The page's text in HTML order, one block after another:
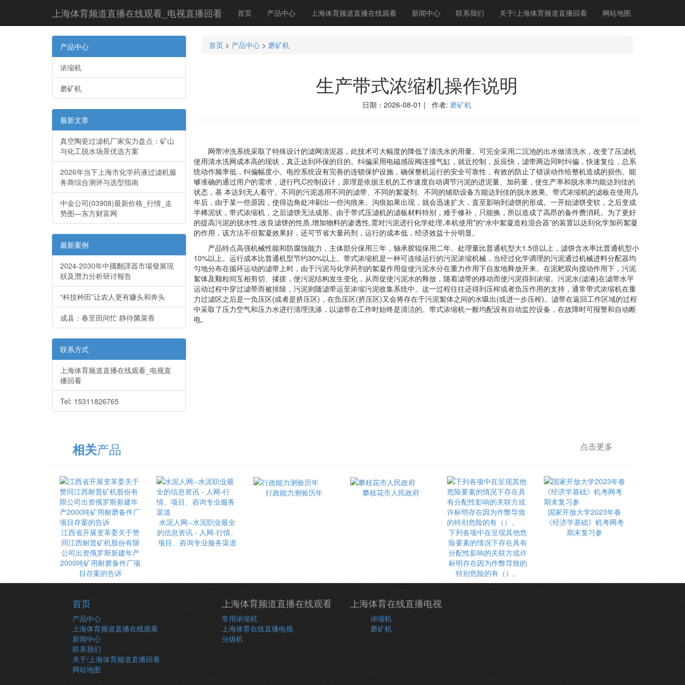
上海体育频道直播在线观看_电视直播回看 首页 产品中心 上海体育频道直播在线观看 新闻中心 联系我们 关于/上海体育频道直播回看 网站地图
产品中心
浓缩机
磨矿机
最新文章
真空陶瓷过滤机厂家实力盘点：矿山
与化工脱水场景优选方案
2026年当下上海市化学药液过滤机服
务商综合测评与选型指南
中金公司(03908)最新价格_行情_走
势图—东方财富网
最新案例
2024-2030年中國翻譯器市場發展現
狀及潛力分析研讨報告
“科技种田”让农人更有赚头和奔头
成县：春至田间忙 静待菌菜香
联系方式
上海体育频道直播在线观看_电视直
播回看
Tel: 15311826765
首页> 产品中心> 磨矿机
生产带式浓缩机操作说明
日期：2026-08-01 | 作者: 磨矿机
网带冲洗系统采取了特殊设计的滤网清泥器，此技术可大幅度的降低了清洗水的用量。可完全采用二沉池的出水做清洗水，改变了压滤机
使用清水洗网成本高的现状，真正达到环保的目的。纠偏采用电磁感应阀连接气缸，就近控制，反应快，滤带两边同时纠偏，快速复位，总系
统动作频率低，纠偏幅度小。电控系统设有完善的连锁保护设施，确保整机运行的安全可靠性，有效的防止了错误动作给整机造成的损伤。能
够准确的通过用户的需求，进行PLC控制设计，原理是依据主机的工作速度自动调节污泥的进泥量、加药量，使生产率和脱水率均能达到佳的
状态，基 本达到无人看守。不同的污泥选用不同的滤带、不同的絮凝剂、不同的辅助设备方能达到佳的脱水效果。带式浓缩机的滤板在使用几
年后，由于某一些原因，使得边角处冲刷出一些沟痕来。沟痕如果出现，就会迅速扩大，直至影响到滤饼的形成。一开始滤饼变软，之后变成
半稀泥状，带式浓缩机，之后滤饼无法成形。由于带式压滤机的滤板材料特别，难于修补，只能换，所以造成了高昂的备件费消耗。为了更好
的提高污泥的脱水性,改良滤饼的性质,增加物料的渗透性,需对污泥进行化学处理,本机使用*的“水中絮凝造粒混合器”的装置以达到化学加药絮凝
的作用，该方法不但絮凝效果好，还可节省大量药剂，运行的成本低，经济效益十分明显。
产品特点高强机械性能和防腐蚀能力，主体部分保用三年，轴承胶辊保用二年。处理量比普通机型大1.5倍以上，滤饼含水率比普通机型小
10%以上。运行成本比普通机型节约30%以上。带式浓缩机是一种可连续运行的污泥浓缩机械，当经过化学调理的污泥通过机械进料分配器均
匀地分布在循环运动的滤带上时，由于污泥与化学药剂的絮凝作用促使污泥水分在重力作用下自发地释放开来。在泥耙双向搅动作用下，污泥
絮体及颗粒间互相剪切、揉搓，使污泥结构发生变化，从而促使污泥水的释放，随着滤带的移动而使污泥得到浓缩。污泥水(滤液)在滤带水平
运动过程中穿过滤带而被排除，污泥则随滤带运至浓缩污泥收集系统中。这一过程往往还得到压榨或者负压作用的支持，通常带式浓缩机在重
力过滤区之后是一负压区(或者是挤压区)，在负压区(挤压区)又会将存在于污泥絮体之间的水吸出(或进一步压榨)。滤带在返回工作区域的过程
中采取了压力空气和压力水进行清理洗涤，以滤带在工作时始终是清洁的。带式浓缩机一般均配设有自动监控设备，在故障时可报警和自动断
电。
相关产品 点击更多
江西省开展变革委关于赞
同江西耐普矿机股份有限
公司出资俄罗斯新建年产
2000吨矿用耐磨备件厂项
目存案的告诉
水泥人网--水泥职业最全
的信息资讯 - 人网-行情、
项目、咨询专业服务渠道
行政能力测验历年 攀枝花市人民政府
下列各项中在呈现其他危
险要素的情况下存在具有
分配性影响的关联方或许
标明存在因为作弊导致的
特别危险的有（）。
国家开放大学2023年春
《经济学基础》机考网考
期末复习参
首页
产品中心
上海体育频道直播在线观看
新闻中心
联系我们
关于/上海体育频道直播回看
网站地图
上海体育频道直播在线观看
常用浓缩机
上海体育在线直播电视
分级机
上海体育在线直播电视
浓缩机
磨矿机